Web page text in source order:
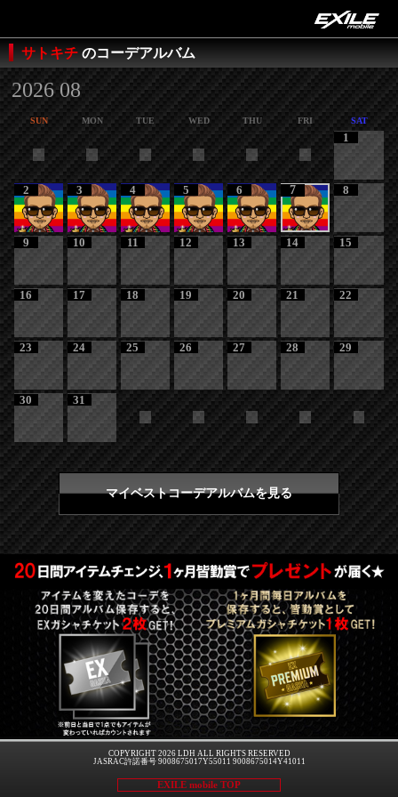
サトキチ のコーデアルバム
2026 08
SUN MON TUE WED THU FRI SAT
1
2 3 4 5 6 7 8
9 10 11 12 13 14 15
16 17 18 19 20 21 22
23 24 25 26 27 28 29
30 31
マイベストコーデアルバムを見る
COPYRIGHT 2026 LDH ALL RIGHTS RESERVED
JASRAC許諾番号 9008675017Y55011 9008675014Y41011
EXILE mobile TOP